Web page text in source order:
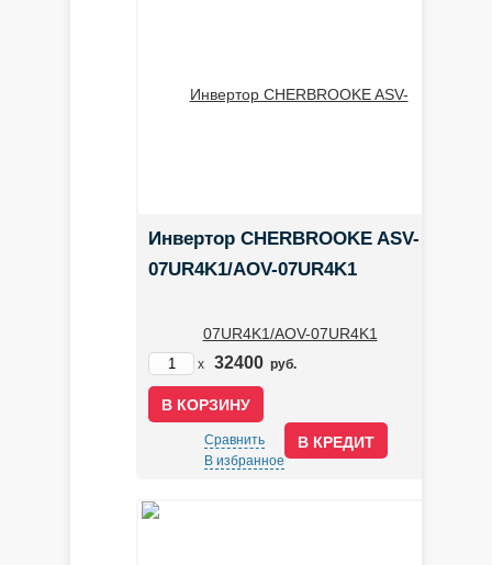
Инвертор CHERBROOKE ASV-
07UR4K1/AOV-07UR4K1
x 32400 руб.
В КРЕДИТ
Сравнить
В избранное